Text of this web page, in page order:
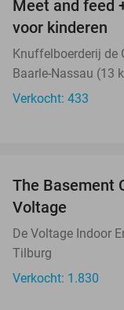
Meet and feed
voor kinderen
Knuffelboerderij de
Baarle-Nassau (13
Verkocht: 433
The Basement
Voltage
De Voltage Indoor
Tilburg
Verkocht: 1.830